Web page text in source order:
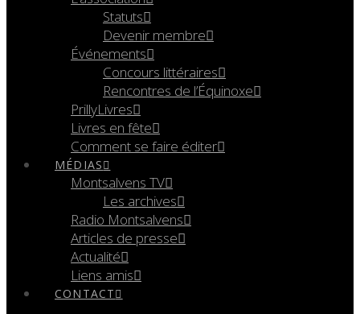
Statuts
Devenir membre
Événements
Concours littéraires
Rencontres de l’Équinoxe
PrillyLivres
Livres en fête
Comment se faire éditer
MÉDIAS
Montsalvens TV
Les archives
Radio Montsalvens
Articles de presse
Actualité
Liens amis
CONTACT